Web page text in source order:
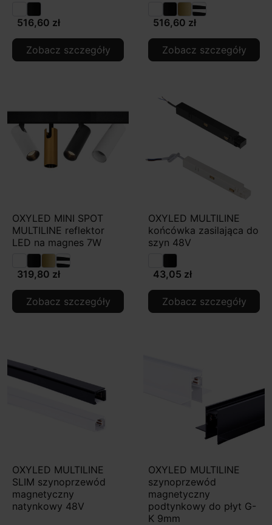
516,60 zł
Zobacz szczegóły
516,60 zł
Zobacz szczegóły
OXYLED MINI SPOT
MULTILINE reflektor
LED na magnes 7W
319,80 zł
Zobacz szczegóły
OXYLED MULTILINE
końcówka zasilająca do
szyn 48V
43,05 zł
Zobacz szczegóły
OXYLED MULTILINE
SLIM szynoprzewód
magnetyczny
natynkowy 48V
OXYLED MULTILINE
szynoprzewód
magnetyczny
podtynkowy do płyt G-
K 9mm